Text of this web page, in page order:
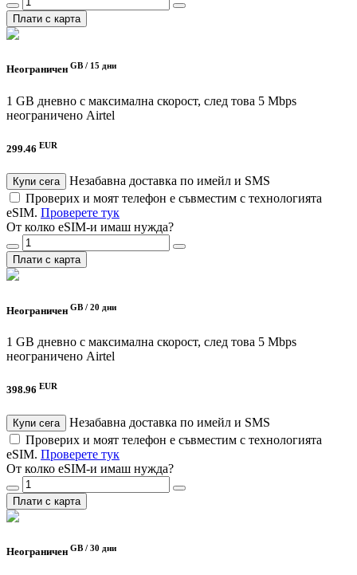
Плати с карта
Неограничен GB / 15 дни
1 GB дневно с максимална скорост, след това 5 Mbps
неограничено Airtel
299.46 EUR
Купи сега
Незабавна доставка по имейл и SMS
Проверих и моят телефон е съвместим с технологията
eSIM. Проверете тук
От колко eSIM-и имаш нужда?
Плати с карта
Неограничен GB / 20 дни
1 GB дневно с максимална скорост, след това 5 Mbps
неограничено Airtel
398.96 EUR
Купи сега
Незабавна доставка по имейл и SMS
Проверих и моят телефон е съвместим с технологията
eSIM. Проверете тук
От колко eSIM-и имаш нужда?
Плати с карта
Неограничен GB / 30 дни